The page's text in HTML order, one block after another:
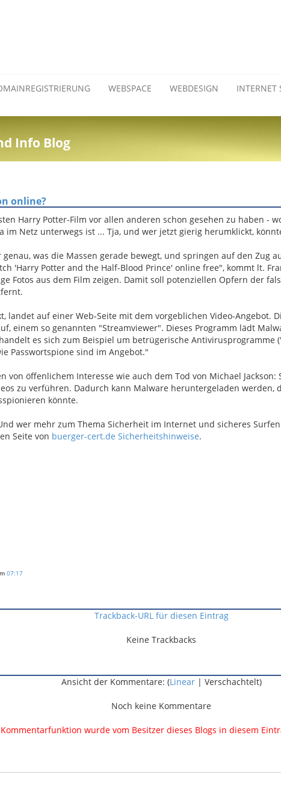
WEBSPACE WEBDESIGN INTERNET
Info Blog
online?
Harry Potter-Film vor allen anderen schon gesehen zu haben -
im Netz unterwegs ist ... Tja, und wer jetzt gierig herumklickt,
was die Massen gerade bewegt, und springen auf den Zug
'Harry Potter and the Half-Blood Prince' online free", kommt lt.
Fotos aus dem Film zeigen. Damit soll potenziellen Opfern der
landet auf einer Web-Seite mit dem vorgeblichen Video-Angebot.
einem so genannten "Streamviewer". Dieses Programm lädt
es sich zum Beispiel um betrügerische Antivirusprogramme
Passwortspione sind im Angebot."
von öffenlichem Interesse wie auch dem Tod von Michael Jackson:
zu verführen. Dadurch kann Malware heruntergeladen werden,
könnte.
wer mehr zum Thema Sicherheit im Internet und sicheres
Seite von buerger-cert.de Sicherheitshinweise.
07:17
Trackback-URL für diesen Eintrag
Keine Trackbacks
Ansicht der Kommentare: (Linear| Verschachtelt)
Noch keine Kommentare
wurde vom Besitzer dieses Blogs in diesem